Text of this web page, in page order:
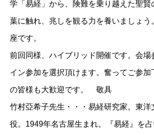
学「易経」から、険難を乗り越えた聖賢
葉に触れ、兆しを観る力を養いましょう
座です。
前回同様、ハイブリッド開催です。会場
イン参加を選択頂けます。奮ってご参加
の皆様も大歓迎です。 敬具
竹村亞希子先生・・・易経研究家。東洋
役。1949年名古屋生まれ。『易経』を